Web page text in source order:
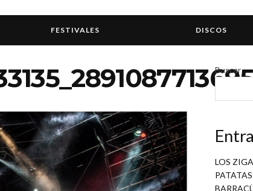
FESTIVALES DISCOS
Buscar
LOS